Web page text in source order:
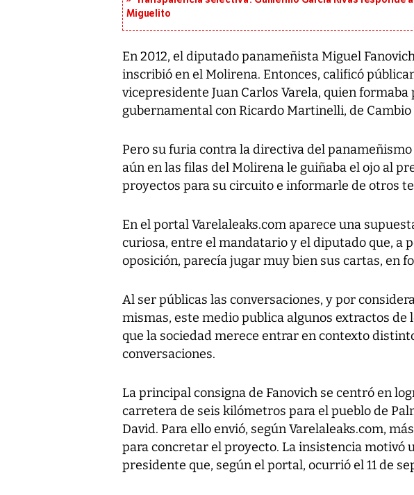
Miguelito
En 2012, el diputado panameñista Miguel
inscribió en el Molirena. Entonces, calificó
vicepresidente Juan Carlos Varela, quien
gubernamental con Ricardo Martinelli, de
Pero su furia contra la directiva del panameñismo
aún en las filas del Molirena le guiñaba el ojo al
proyectos para su circuito e informarle de otros
En el portalVarelaleaks.com aparece una
curiosa, entre el mandatario y el diputado que, a
oposición, parecía jugar muy bien sus cartas, en
Al ser públicas las conversaciones, y por
mismas, este medio publica algunos extractos de
que la sociedad merece entrar en contexto
conversaciones.
La principal consigna de Fanovich se centró en
carretera de seis kilómetros para el pueblo de
David. Para ello envió, segúnVarelaleaks.com,
para concretar el proyecto. La insistencia motivó
presidente que, según el portal, ocurrió el 11 de